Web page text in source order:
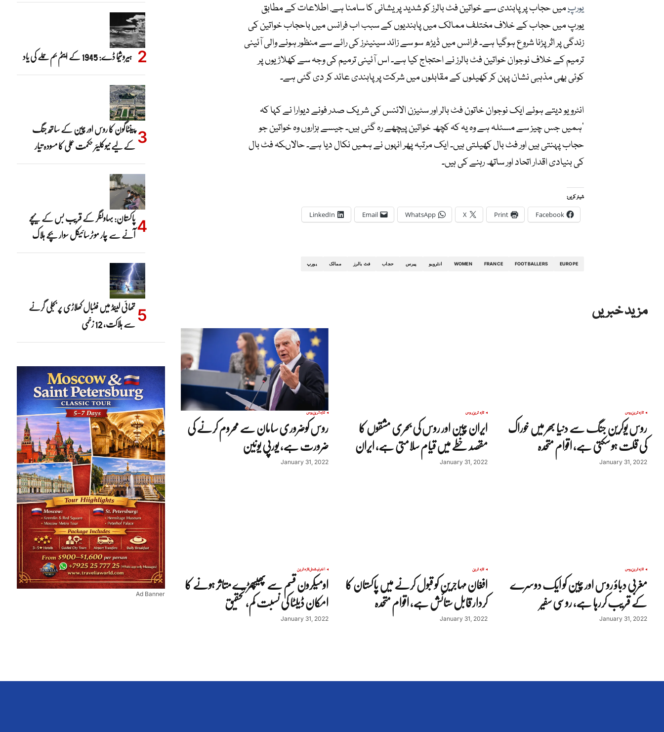
یورپمیں حجاب پر پابندی سے خواتین فٹ بالرز کو شدید پریشانی کا سامنا ہے. اطلاعات کے مطابق
یورپ میں حجاب کے خلاف مختلف ممالک میں پابندیوں کے سبب اب فرانس میں باحجاب خواتین کی
زندگی پر اثر پڑنا شروع ہوگیا ہے۔ فرانس میں ڈیڑھ سو سے زائد سینیٹرز کی رائے سے منظور ہونے والی آئینی
ترمیم کے خلاف نوجوان خواتین فٹ بالرز نے احتجاج کیا ہے۔ اس آئینی ترمیم کی وجہ سے کھلاڑیوں پر
کوئی بھی مذہبی نشان پہن کر کھیلوں کے مقابلوں میں شرکت پر پابندی عائد کر دی گئی ہے۔
انٹرویو دیتے ہوئے ایک نوجوان خاتون فٹ بالر اور سٹیزن الائنس کی شریک صدر فونے دیوارا نے کہا کہ
’ہمیں جس چیز سے مسئلہ ہے وہ یہ کہ کچھ خواتین پیچھے رہ گئی ہیں۔ جیسے ہزاروں وہ خواتین جو
حجاب پہنتی ہیں اور فٹ بال کھیلتی ہیں۔ ایک مرتبہ پھر انہوں نے ہمیں نکال دیا ہے۔ حالاںکہ فٹ بال
کی بنیادی اقدار اتحاد اور ساتھ رہنے کی ہیں۔
شیئر کریں:
Facebook
Print
X
WhatsApp
Email
LinkedIn
EUROPE
FOOTBALLERS
FRANCE
WOMEN انٹرویو پیرس حجاب فٹ بالرز ممالک یورپ
مزید خبریں
تازہ ترینروس
روس یوکرین جنگ سے دنیا بھر میں خوراک
کی قلت ہو سکتی ہے، اقوام متحدہ
January 31, 2022
تازہ ترینروس
ایران چین اور روس کی بحری مشقوں کا
مقصد خطے میں قیام سلامتی ہے, ایران
January 31, 2022
تازہ ترینروس
روس کوضروری سامان سے محروم کرنے کی
ضرورت ہے، یورپی یونین
January 31, 2022
تازہ ترینروس
مغربی دباؤ روس اور چین کو ایک دوسرے
کے قریب کررہا ہے، روسی سفیر
January 31, 2022
تازہ ترین
افغان مہاجرین کو قبول کرنے میں پاکستان کا
کردار قابل ستائش ہے، اقوام متحدہ
January 31, 2022
انٹرنیشنلتازہ ترین
اومیکرون قسم سے پھیپھڑے متاثر ہونے کا
امکان ڈیلٹا کی نسبت کم، تحقیق
January 31, 2022
ہیروشیما ڈے: 1945 کے ایٹم بم حملے کی یاد
پینٹاگون کا روس اور چین کے ساتھ جنگ
کے لیے نیوکلیئر حکمت عملی کا مسودہ تیار
پاکستان: بہاولنگر کے قریب بس کے نیچے
آنے سے چار موٹرسائیکل سوار بچے ہلاک
تھائی لینڈ میں فٹبال کھلاڑی پر بجلی گرنے
سے ہلاکت، 12 زخمی
Ad Banner